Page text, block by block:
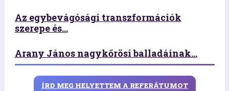
Az egybevágósági transzformációk
szerepe és...
Arany János nagykőrösi balladáinak...
ÍRD MEG HELYETTEM A REFERÁTUMOT